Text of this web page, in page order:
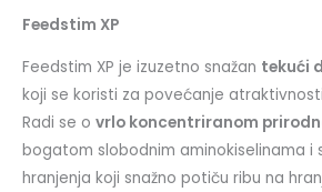
Feedstim XP
Feedstim XP je izuzetno snažan tekući
koji se koristi za povećanje
Radi se o vrlo koncentriranom
bogatom slobodnim aminokiselinama i
hranjenja koji snažno potiču ribu na